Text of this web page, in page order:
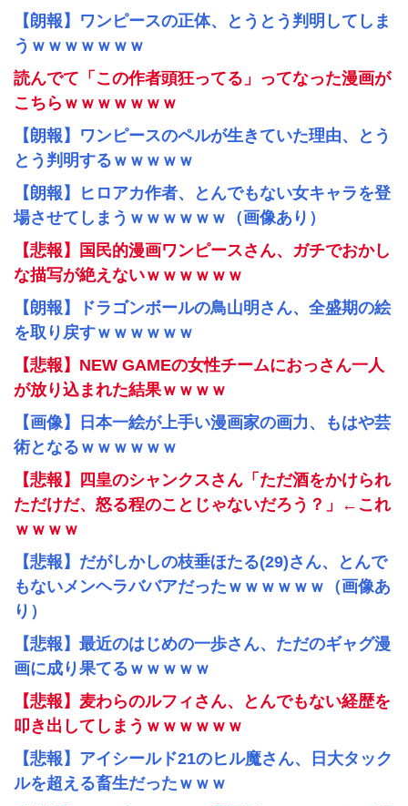
【朗報】ワンピースの正体、とうとう判明してしま
うｗｗｗｗｗｗｗ
読んでて「この作者頭狂ってる」ってなった漫画が
こちらｗｗｗｗｗｗｗ
【朗報】ワンピースのペルが生きていた理由、とう
とう判明するｗｗｗｗｗ
【朗報】ヒロアカ作者、とんでもない女キャラを登
場させてしまうｗｗｗｗｗｗ（画像あり）
【悲報】国民的漫画ワンピースさん、ガチでおかし
な描写が絶えないｗｗｗｗｗｗ
【朗報】ドラゴンボールの鳥山明さん、全盛期の絵
を取り戻すｗｗｗｗｗｗ
【悲報】NEW GAMEの女性チームにおっさん一人
が放り込まれた結果ｗｗｗｗ
【画像】日本一絵が上手い漫画家の画力、もはや芸
術となるｗｗｗｗｗｗ
【悲報】四皇のシャンクスさん「ただ酒をかけられ
ただけだ、怒る程のことじゃないだろう？」←これ
ｗｗｗｗ
【悲報】だがしかしの枝垂ほたる(29)さん、とんで
もないメンヘラババアだったｗｗｗｗｗｗ（画像あ
り）
【悲報】最近のはじめの一歩さん、ただのギャグ漫
画に成り果てるｗｗｗｗｗ
【悲報】麦わらのルフィさん、とんでもない経歴を
叩き出してしまうｗｗｗｗｗｗ
【悲報】アイシールド21のヒル魔さん、日大タック
ルを超える畜生だったｗｗｗ